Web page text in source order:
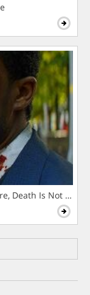
Death Is Not The